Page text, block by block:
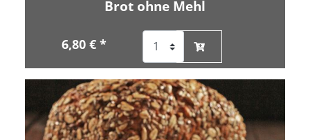
Brot ohne Mehl
6,80 € *